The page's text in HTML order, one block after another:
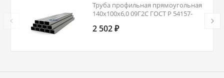
Труба профильная прямоугольная
140х100х6,0 09Г2С ГОСТ Р 54157-
2 502 ₽